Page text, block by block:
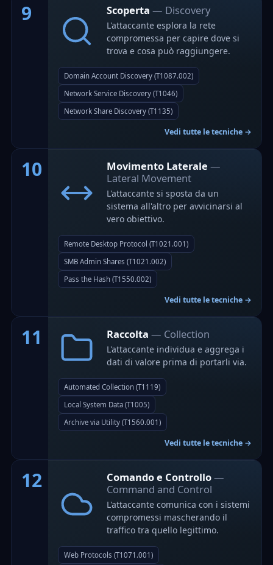
9 Scoperta — Discovery
L'attaccante esplora la rete
compromessa per capire dove si
trova e cosa può raggiungere.
Domain Account Discovery (T1087.002)
Network Service Discovery (T1046)
Network Share Discovery (T1135)
Vedi tutte le tecniche →
10 Movimento Laterale —
Lateral Movement
L'attaccante si sposta da un
sistema all'altro per avvicinarsi al
vero obiettivo.
Remote Desktop Protocol (T1021.001)
SMB Admin Shares (T1021.002)
Pass the Hash (T1550.002)
Vedi tutte le tecniche →
11 Raccolta — Collection
L'attaccante individua e aggrega i
dati di valore prima di portarli via.
Automated Collection (T1119)
Local System Data (T1005)
Archive via Utility (T1560.001)
Vedi tutte le tecniche →
12 Comando e Controllo—
Command and Control
L'attaccante comunica con i sistemi
compromessi mascherando il
traffico tra quello legittimo.
Web Protocols (T1071.001)